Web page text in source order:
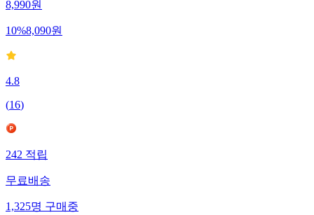
8,990원
10%8,090원
4.8
(16)
242적립
무료배송
1,325명구매중